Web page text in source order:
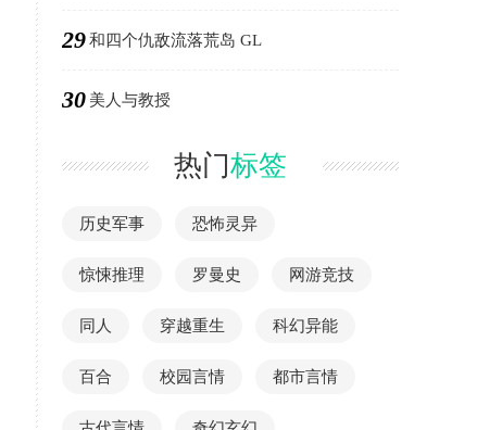
29和四个仇敌流落荒岛 GL
30 美人与教授
热门标签
历史军事 恐怖灵异
惊悚推理 罗曼史 网游竞技
同人 穿越重生 科幻异能
百合 校园言情 都市言情